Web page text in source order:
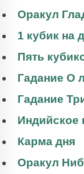
Оракул
1 кубик на
Пять
Гадание О
Гадание
Индийское
Карма дня
Оракул